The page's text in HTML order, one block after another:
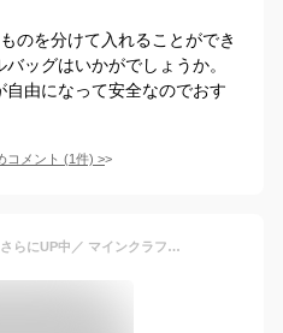
のを分けて入れることができ
ッグはいかがでしょうか。
由になって安全なのでおす
コメント (1件) >
＼本日5のつく日!!ポイントさらにUP中／ マインクラフト プールバッグ トート ボストン ナップサック キッズ 男の子 小学生 ビニールバッグ ポリエステル スイミングバッグ マイクラ クリーパー 水泳バッグ 小学校 幼稚園